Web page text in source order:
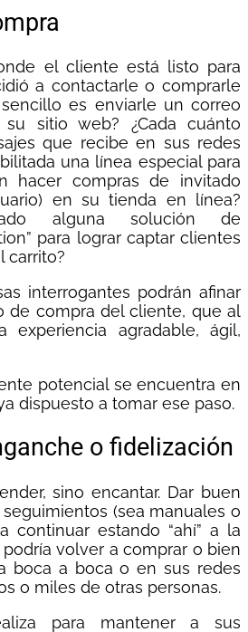
el cliente está listo para
a contactarle o comprarle
es enviarle un correo
sitio web? ¿Cada cuánto
que recibe en sus redes
una línea especial para
hacer compras de invitado
en su tienda en línea?
alguna solución de
para lograr captar clientes
carrito?
interrogantes podrán afinar
de compra del cliente, que al
agradable, ágil,
potencial se encuentra en
dispuesto a tomar ese paso.
o fidelización
sino encantar. Dar buen
(sea manuales o
continuar estando “ahí” a la
volver a comprar o bien
boca a boca o en sus redes
o miles de otras personas.
para mantener a sus